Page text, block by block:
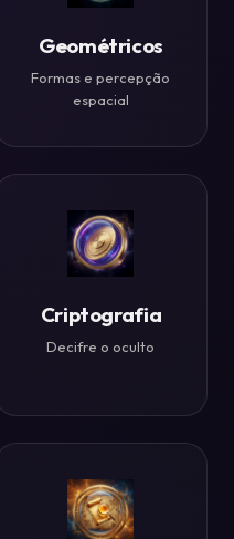
Geométricos
Formas e percepção
espacial
Criptografia
Decifre o oculto